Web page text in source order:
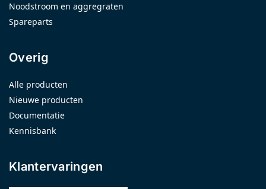
Noodstroom en aggregraten
Spareparts
Overig
Alle producten
Nieuwe producten
Documentatie
Kennisbank
Klantervaringen